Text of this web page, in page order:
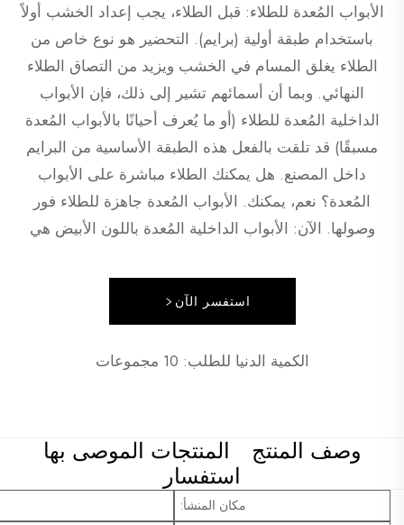
الأبواب المُعدة للطلاء: قبل الطلاء، يجب إعداد الخشب أولاً
باستخدام طبقة أولية (برايم). التحضير هو نوع خاص من
الطلاء يغلق المسام في الخشب ويزيد من التصاق الطلاء
النهائي. وبما أن أسمائهم تشير إلى ذلك، فإن الأبواب
الداخلية المُعدة للطلاء (أو ما يُعرف أحيانًا بالأبواب المُعدة
مسبقًا) قد تلقت بالفعل هذه الطبقة الأساسية من البرايم
داخل المصنع. هل يمكنك الطلاء مباشرة على الأبواب
المُعدة؟ نعم، يمكنك. الأبواب المُعدة جاهزة للطلاء فور
وصولها. الآن: الأبواب الداخلية المُعدة باللون الأبيض هي
اختيار أي لون يتناسب مع بابك. الأبواب المُعدة جاهزة عادةً
لتلقي طبقات الطلاء. يمكن للأبواب المُعدة أن تكون لها
قائم على المياه. كلاهما صديق للبيئة.
استفسر الآن
الكمية الدنيا للطلب: 10 مجموعات
وصف المنتج
المنتجات الموصى بها
استفسار
مكان المنشأ: